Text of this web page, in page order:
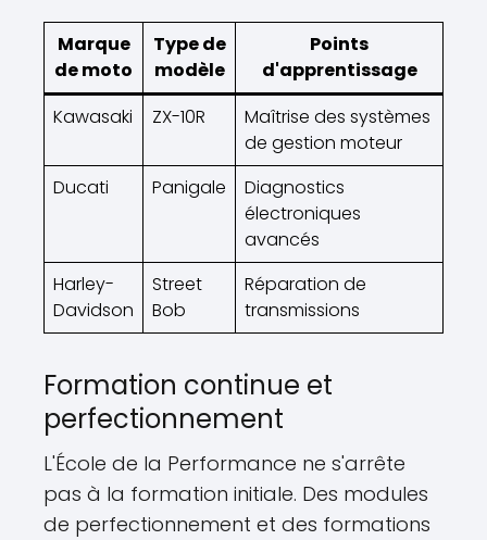
Marque
de moto
Type de
modèle
Points
d'apprentissage
Kawasaki
ZX-10R
Maîtrise des systèmes
de gestion moteur
Ducati
Panigale
Diagnostics
électroniques
avancés
Harley-
Davidson
Street
Bob
Réparation de
transmissions
Formation continue et
perfectionnement
L'École de la Performance ne s'arrête
pas à la formation initiale. Des modules
de perfectionnement et des formations